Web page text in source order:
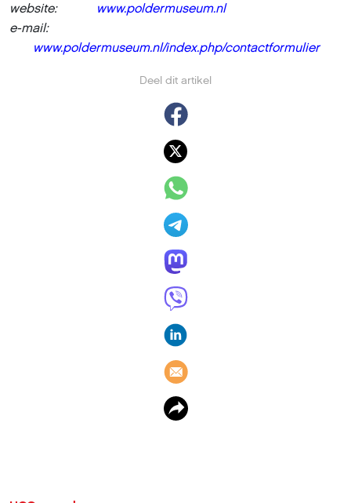
Deel dit artikel
website:
www.poldermuseum.nl
e-mail:
www.poldermuseum.nl/index.php/contactformulier